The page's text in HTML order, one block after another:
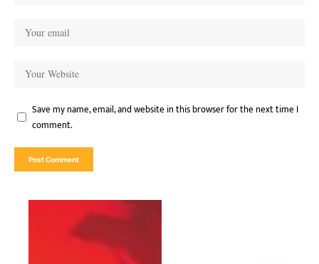
Save my name, email, and website in this browser for the next time I
comment.